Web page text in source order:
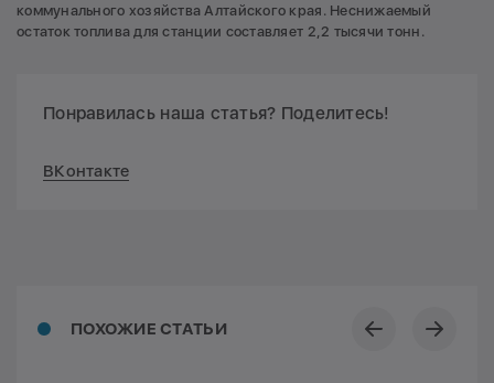
коммунального хозяйства Алтайского края. Неснижаемый
остаток топлива для станции составляет 2,2 тысячи тонн.
Понравилась наша статья? Поделитесь!
ВКонтакте
ПОХОЖИЕ СТАТЬИ